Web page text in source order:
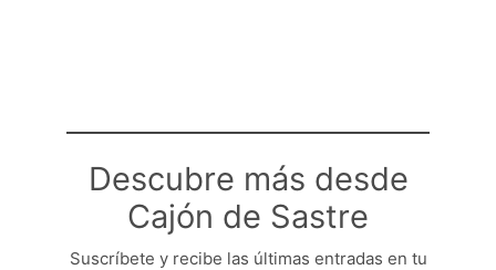
Descubre más desde
Cajón de Sastre
Suscríbete y recibe las últimas entradas en tu